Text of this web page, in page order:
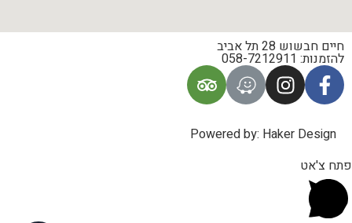
חיים חבשוש 28 תל אביב
להזמנות: 058-7212911
Powered by: Haker Design
פתח צ'אט